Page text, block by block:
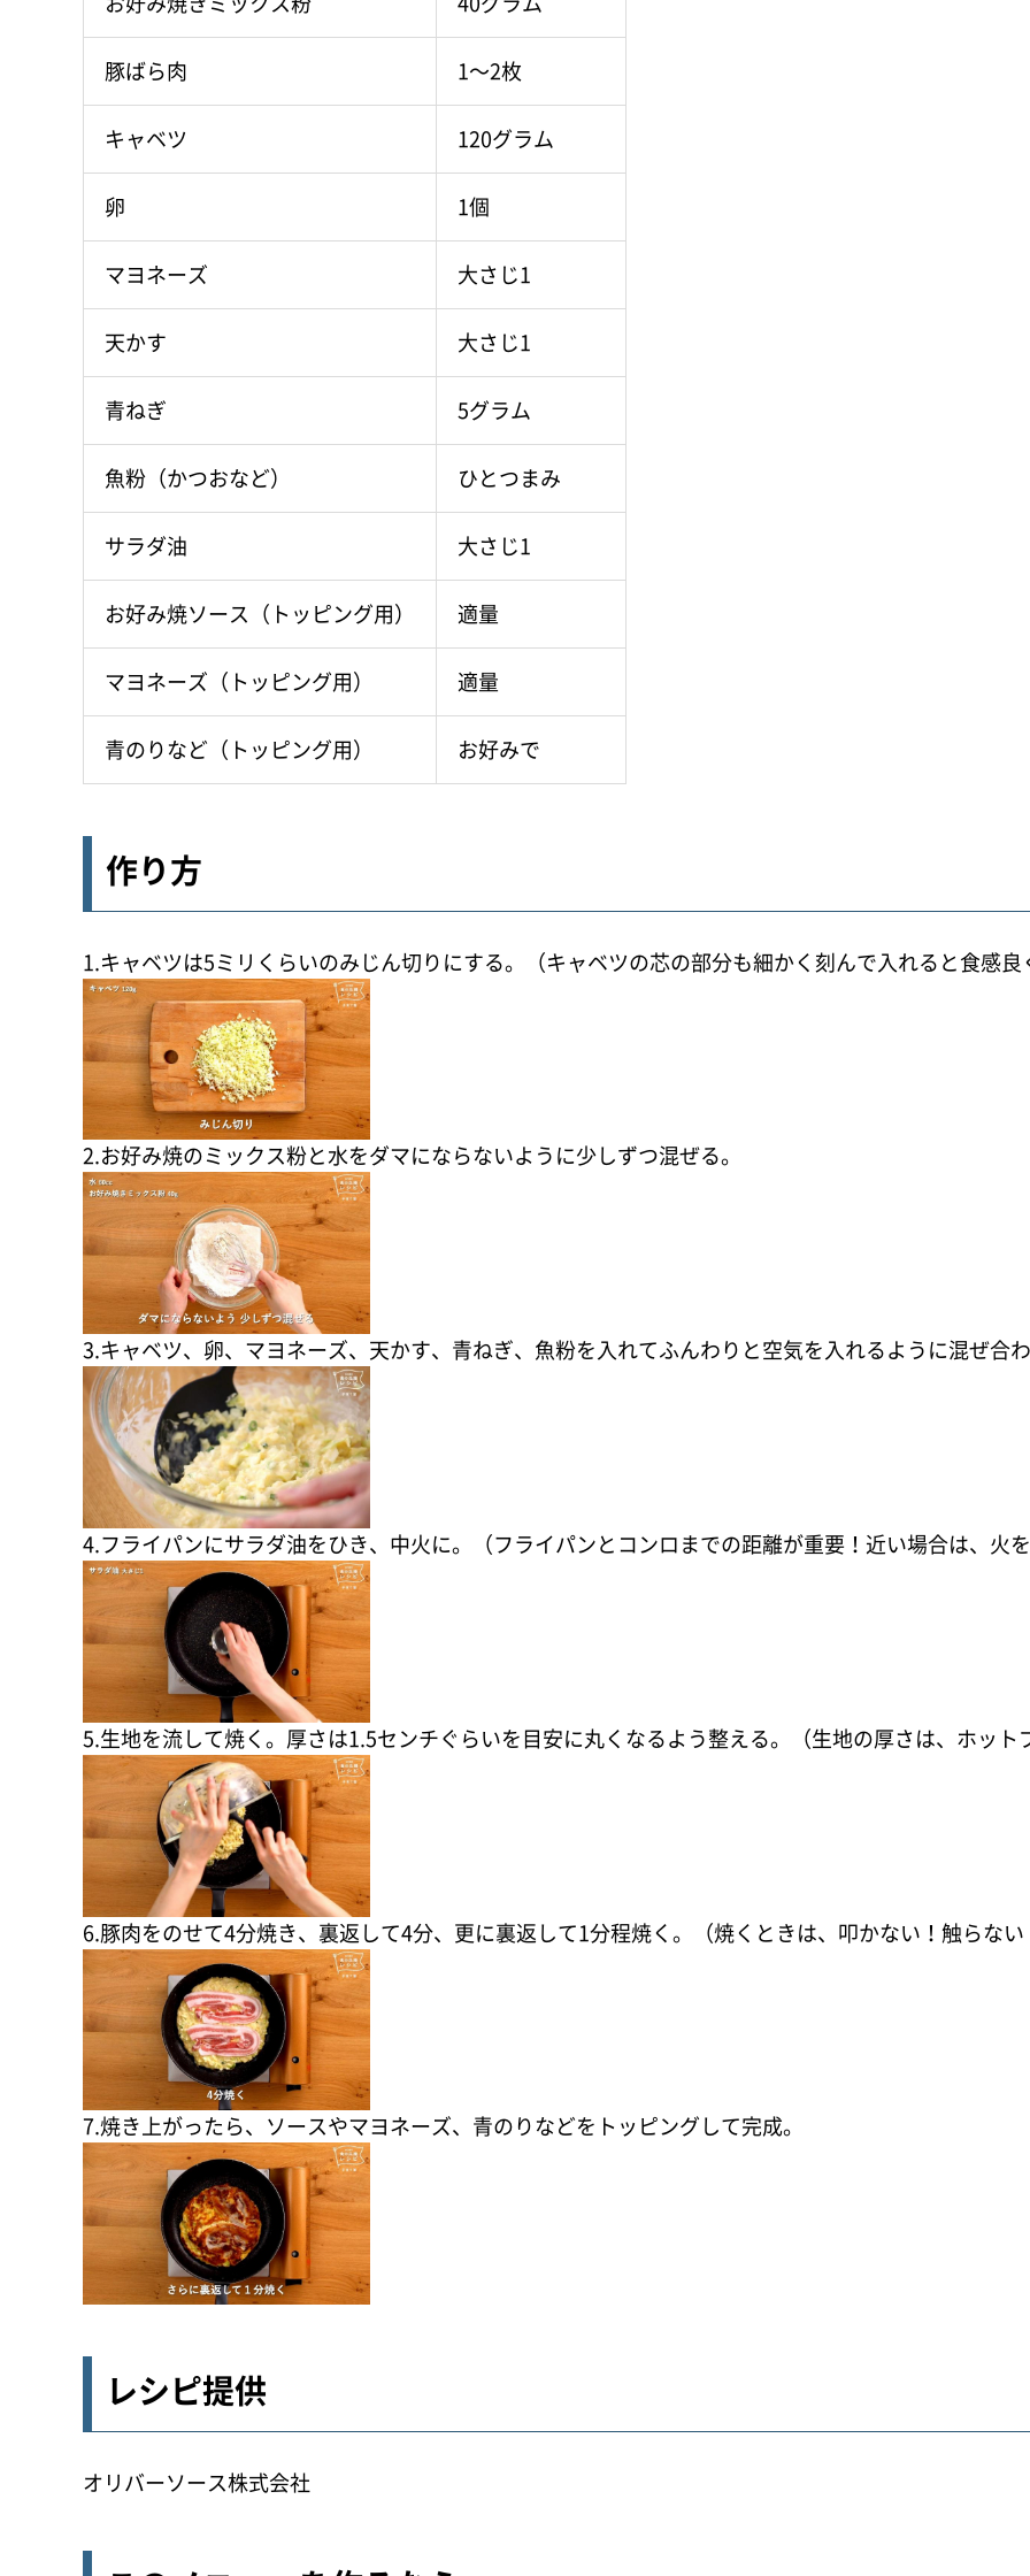
豚ばら肉 1～2枚
キャベツ 120グラム
卵 1個
マヨネーズ 大さじ1
天かす 大さじ1
青ねぎ 5グラム
魚粉（かつおなど） ひとつまみ
サラダ油 大さじ1
お好み焼ソース（トッピング用） 適量
マヨネーズ（トッピング用） 適量
青のりなど（トッピング用） お好みで
作り方
1.キャベツは5ミリくらいのみじん切りにする。（キャベツの芯の部分も細かく刻んで入れると食感良
2.お好み焼のミックス粉と水をダマにならないように少しずつ混ぜる。
3.キャベツ、卵、マヨネーズ、天かす、青ねぎ、魚粉を入れてふんわりと空気を入れるように混ぜ合わ
4.フライパンにサラダ油をひき、中火に。（フライパンとコンロまでの距離が重要！近い場合は、火を
5.生地を流して焼く。厚さは1.5センチぐらいを目安に丸くなるよう整える。（生地の厚さは、ホット
6.豚肉をのせて4分焼き、裏返して4分、更に裏返して1分程焼く。（焼くときは、叩かない！触らない
7.焼き上がったら、ソースやマヨネーズ、青のりなどをトッピングして完成。
レシピ提供
オリバーソース株式会社